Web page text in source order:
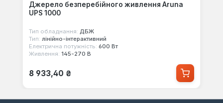
Джерело безперебійного живлення Aruna
UPS 1000
Тип обладнання: ДБЖ
Тип: лінійно-інтерактивний
Електрична потужність: 600 Вт
Живлення: 145-270 В
Звичайна ціна:
8 933,40 ₴